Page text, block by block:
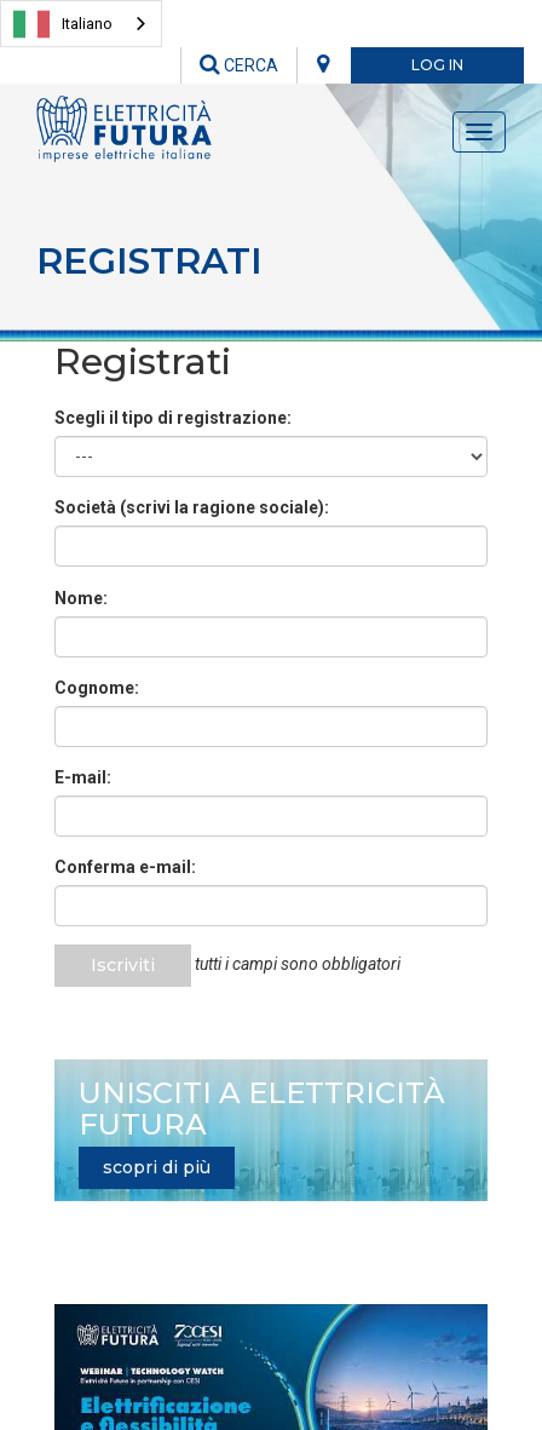
Italiano
LOG IN
CERCA
Toggle
REGISTRATI
Registrati
Scegli il tipo di registrazione:
Società (scrivi la ragione sociale):
Nome:
Cognome:
E-mail:
Conferma e-mail:
Iscriviti tutti i campi sono obbligatori
UNISCITI A ELETTRICITÀ
FUTURA
scopri di più